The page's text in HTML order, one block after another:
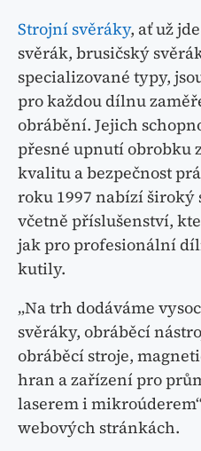
Strojní svěráky, ať už
svěrák, brusičský
specializované typy,
pro každou dílnu
obrábění. Jejich
přesné upnutí obrobku
kvalitu a bezpečnost
roku 1997 nabízí
včetně příslušenství,
jak pro profesionální
kutily.
„Na trh dodáváme
svěráky, obráběcí
obráběcí stroje,
hran a zařízení pro
laserem i
webových stránkách.